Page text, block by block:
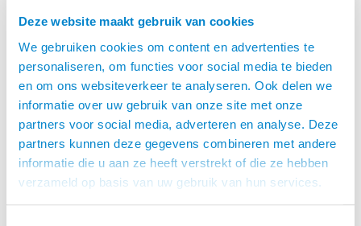
Deze website maakt gebruik van cookies
We gebruiken cookies om content en advertenties te
personaliseren, om functies voor social media te bieden
en om ons websiteverkeer te analyseren. Ook delen we
informatie over uw gebruik van onze site met onze
partners voor social media, adverteren en analyse. Deze
partners kunnen deze gegevens combineren met andere
informatie die u aan ze heeft verstrekt of die ze hebben
verzameld op basis van uw gebruik van hun services.
zomerkriebels te voorkomen of als kuur bij de
reeds gevoelige huid. Bevat een conditioner en
zorgt voor een zachte en glanzende vacht.
Skincalmin Calming shampoo droogt de huid niet
uit en ondersteunt de werking van de Skincalmin
Lotion en Spray.
Raadpleeg bij twijfel of wanneer de symptomen erger
worden altijd een dierenarts.